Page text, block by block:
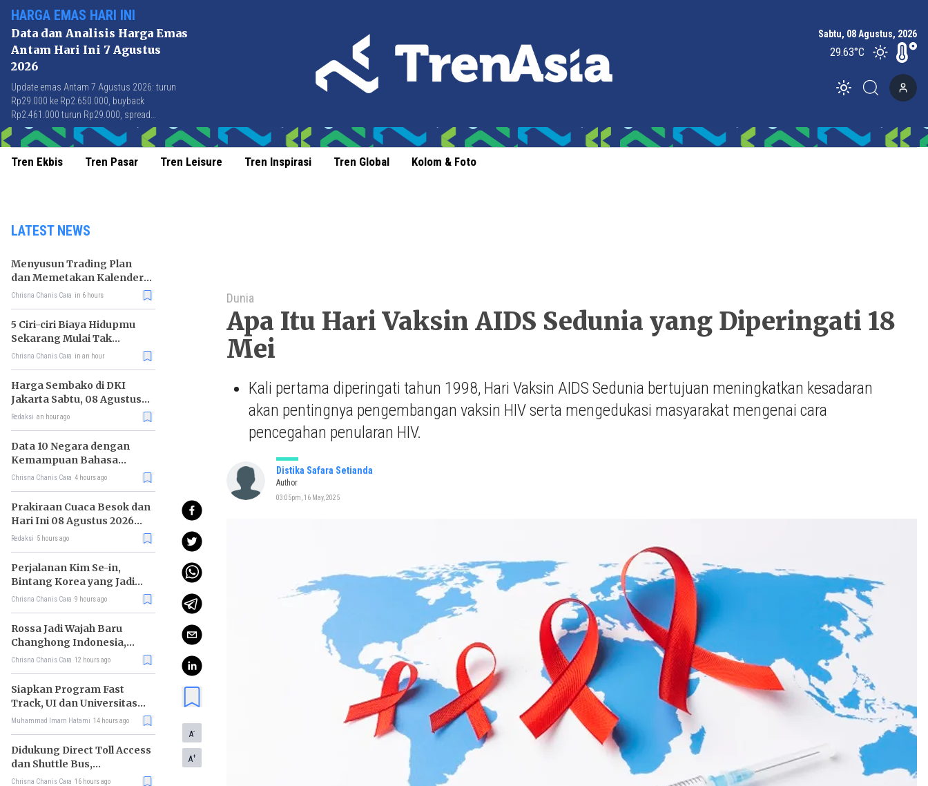
HARGA EMAS HARI INI
Data dan Analisis Harga Emas
Antam Hari Ini 7 Agustus
2026
Update emas Antam 7 Agustus 2026: turun
Rp29.000 ke Rp2.650.000, buyback
Rp2.461.000 turun Rp29.000, spread
Rp189.000 stabil di level terbaik sejak April
2026.
Sabtu, 08 Agustus, 2026
29.63°C
Toggle theme
Tren Ekbis Tren Pasar Tren Leisure Tren Inspirasi Tren Global Kolom & Foto
LATEST NEWS
Menyusun Trading Plan
dan Memetakan Kalender
Ekonomi Mingguan
Chrisna Chanis Cara in 6 hours
5 Ciri-ciri Biaya Hidupmu
Sekarang Mulai Tak
Terkendali
Chrisna Chanis Cara in an hour
Harga Sembako di DKI
Jakarta Sabtu, 08 Agustus
2026, Daging Kambing
Redaksi an hour ago
Data 10 Negara dengan
Kemampuan Bahasa
Inggris Terbaik
Chrisna Chanis Cara 4 hours ago
Prakiraan Cuaca Besok dan
Hari Ini 08 Agustus 2026
untuk Wilayah DKI Jakarta
Redaksi 5 hours ago
Perjalanan Kim Se-in,
Bintang Korea yang Jadi
Kurir Makanan
Chrisna Chanis Cara 9 hours ago
Rossa Jadi Wajah Baru
Changhong Indonesia,
Garansi Produk Kini
Chrisna Chanis Cara 12 hours ago
Siapkan Program Fast
Track, UI dan Universitas
Agung Podomoro Jalin
Muhammad Imam Hatami 14 hours ago
Didukung Direct Toll Access
dan Shuttle Bus,
Paramount Petals Kian
Chrisna Chanis Cara 16 hours ago
A-
A+
Dunia
Apa Itu Hari Vaksin AIDS Sedunia yang Diperingati 18
Mei
Kali pertama diperingati tahun 1998, Hari Vaksin AIDS Sedunia bertujuan meningkatkan kesadaran
akan pentingnya pengembangan vaksin HIV serta mengedukasi masyarakat mengenai cara
pencegahan penularan HIV.
Distika Safara Setianda
Author
03:05pm, 16 May, 2025